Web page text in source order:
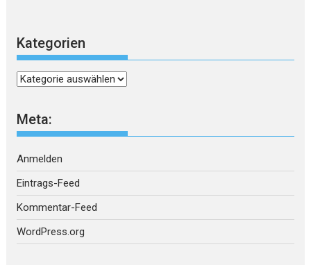
Kategorien
Kategorien
Meta:
Anmelden
Eintrags-Feed
Kommentar-Feed
WordPress.org